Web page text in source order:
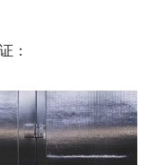
：